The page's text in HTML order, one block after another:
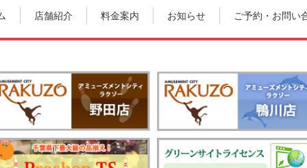
店舗紹介 料金案内 お知らせ ご予約・お問い